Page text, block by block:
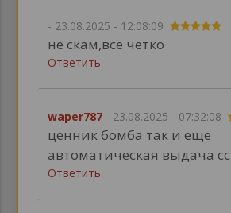
- 23.08.2025 - 12:08:09
не скам,все четко
Ответить
waper787 - 23.08.2025 - 07:32:08
ценник бомба так и еще
автоматическая выдача
Ответить